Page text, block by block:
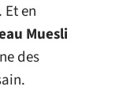
en
Muesli
des